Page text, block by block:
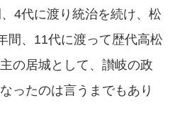
4代に渡り統治を続け、松
間、11代に渡って歴代高松
の居城として、讃岐の政
ったのは言うまでもあり